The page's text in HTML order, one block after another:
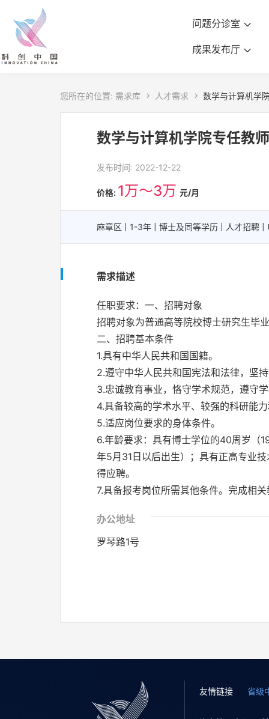
问题分诊室
成果发布厅
您所在的位置: 需求库  人才需求  数学与计算机学
数学与计算机学院专任教
发布时间: 2022-12-22
价格: 1万～3万 元/月
麻章区 | 1-3年 | 博士及同等学历 | 人才招聘 |
需求描述
任职要求：一、招聘对象
招聘对象为普通高等院校博士研究生毕
二、招聘基本条件
1.具有中华人民共和国国籍。
2.遵守中华人民共和国宪法和法律，坚
3.忠诚教育事业，恪守学术规范，遵守
4.具备较高的学术水平、较强的科研能
5.适应岗位要求的身体条件。
6.年龄要求：具有博士学位的40周岁（
年5月31日以后出生）；具有正高专业
得应聘。
7.具备报考岗位所需其他条件。完成相
办公地址
罗琴路1号
友情链接 省级